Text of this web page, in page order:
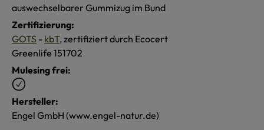
auswechselbarer Gummizug im Bund
Zertifizierung:
GOTS - kbT, zertifiziert durch Ecocert
Greenlife 151702
Mulesing frei:
Hersteller:
Engel GmbH (www.engel-natur.de)